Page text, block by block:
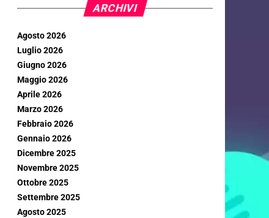
ARCHIVI
Agosto 2026
Luglio 2026
Giugno 2026
Maggio 2026
Aprile 2026
Marzo 2026
Febbraio 2026
Gennaio 2026
Dicembre 2025
Novembre 2025
Ottobre 2025
Settembre 2025
Agosto 2025